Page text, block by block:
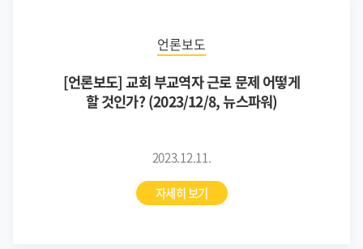
언론보도
[언론보도] 교회 부교역자 근로 문제 어떻게
할 것인가? (2023/12/8, 뉴스파워)
2023.12.11.
자세히 보기